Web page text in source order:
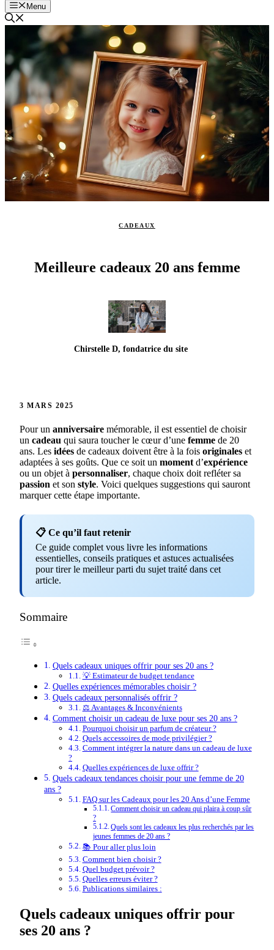
Menu
CADEAUX
Meilleure cadeaux 20 ans femme
Chirstelle D, fondatrice du site
3 MARS 2025
Pour un anniversaire mémorable, il est essentiel de choisir
un cadeau qui saura toucher le cœur d’une femme de 20
ans. Les idées de cadeaux doivent être à la fois originales et
adaptées à ses goûts. Que ce soit un moment d’expérience
ou un objet à personnaliser, chaque choix doit refléter sa
passion et son style. Voici quelques suggestions qui sauront
marquer cette étape importante.
📋 Ce qu’il faut retenir
Ce guide complet vous livre les informations
essentielles, conseils pratiques et astuces actualisées
pour tirer le meilleur parti du sujet traité dans cet
article.
Sommaire
Quels cadeaux uniques offrir pour ses 20 ans ?
💡 Estimateur de budget tendance
Quelles expériences mémorables choisir ?
Quels cadeaux personnalisés offrir ?
⚖️ Avantages & Inconvénients
Comment choisir un cadeau de luxe pour ses 20 ans ?
Pourquoi choisir un parfum de créateur ?
Quels accessoires de mode privilégier ?
Comment intégrer la nature dans un cadeau de luxe
?
Quelles expériences de luxe offrir ?
Quels cadeaux tendances choisir pour une femme de 20
ans ?
FAQ sur les Cadeaux pour les 20 Ans d’une Femme
Comment choisir un cadeau qui plaira à coup sûr
?
Quels sont les cadeaux les plus recherchés par les
jeunes femmes de 20 ans ?
📚 Pour aller plus loin
Comment bien choisir ?
Quel budget prévoir ?
Quelles erreurs éviter ?
Publications similaires :
Quels cadeaux uniques offrir pour
ses 20 ans ?